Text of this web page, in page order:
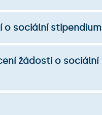
o sociální stipendium
žádosti o sociální